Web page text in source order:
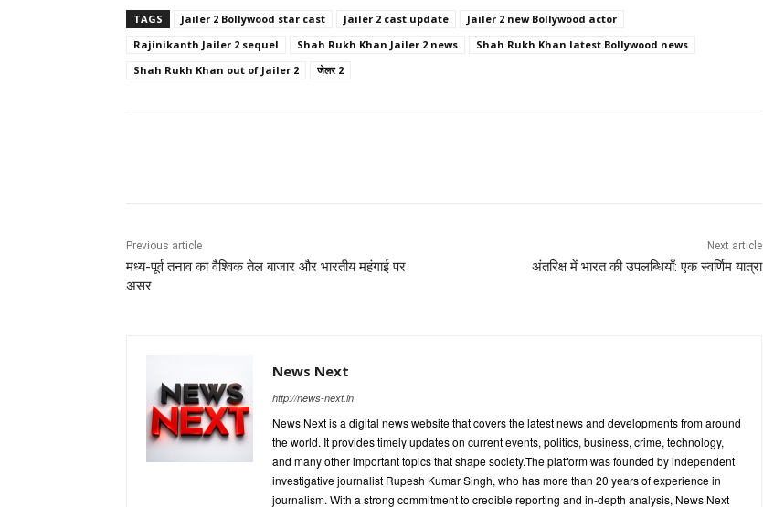
TAGS Jailer 2 Bollywood star cast Jailer 2 cast update
Jailer 2 new Bollywood actor
Rajinikanth Jailer 2 sequel
Shah Rukh Khan Jailer 2 news
Shah Rukh Khan latest Bollywood news
Shah Rukh Khan out of Jailer 2
जेलर 2
Previous article
मध्य-पूर्व तनाव का वैश्विक तेल बाजार और भारतीय महंगाई पर
असर
Next article
अंतरिक्ष में भारत की उपलब्धियाँ: एक स्वर्णिम यात्रा
News Next
http://news-next.in
News Next is a digital news website that covers the latest news and developments from around
the world. It provides timely updates on current events, politics, business, crime, technology,
and many other important topics that shape society.The platform was founded by independent
investigative journalist Rupesh Kumar Singh, who has more than 20 years of experience in
journalism. With a strong commitment to credible reporting and in-depth analysis, News Next